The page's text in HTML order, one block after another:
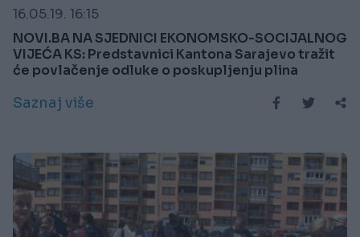
16.05.19. 16:15
NOVI.BA NA SJEDNICI EKONOMSKO-SOCIJALNOG
VIJEĆA KS: Predstavnici Kantona Sarajevo tražit
će povlačenje odluke o poskupljenju plina
Saznaj više